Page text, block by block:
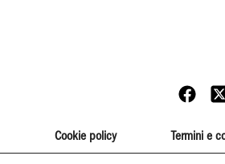
Cookie policy Termini e